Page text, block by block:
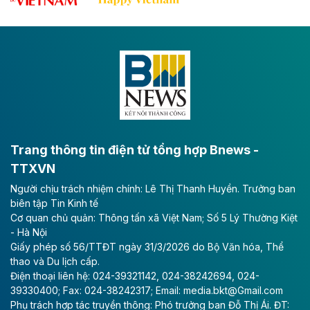
tốc CT.11 qua Ninh Bình
Đông A dài khoảng 25,1 km được kỳ vọng sẽ tạo động
lực phát triển kinh tế - xã hội khu vực phía Nam đồng
Long Thành
Tổng công ty Cảng hàng không Việt Nam - CTCP
(ACV) vừa lập kỷ lục mới về lợi nhuận trong quý
II/2026.
Theo baodautu.vn
Vinaconex lập đỉnh doanh thu
Tổng CTCP Xuất nhập khẩu và Xây dựng Việt Nam
(Vinaconex) đã khép lại nửa đầu năm với doanh thu
Trang thông tin điện tử tổng hợp Bnews -
TTXVN
Người chịu trách nhiệm chính: Lê Thị Thanh Huyền. Trưởng ban
biên tập Tin Kinh tế
Cơ quan chủ quản: Thông tấn xã Việt Nam; Số 5 Lý Thường Kiệt
- Hà Nội
Giấy phép số 56/TTĐT ngày 31/3/2026 do Bộ Văn hóa, Thể
thao và Du lịch cấp.
Điện thoại liên hệ: 024-39321142, 024-38242694, 024-
39330400; Fax: 024-38242317; Email: media.bkt@Gmail.com
Phụ trách hợp tác truyền thông: Phó trưởng ban Đỗ Thị Ái. ĐT: